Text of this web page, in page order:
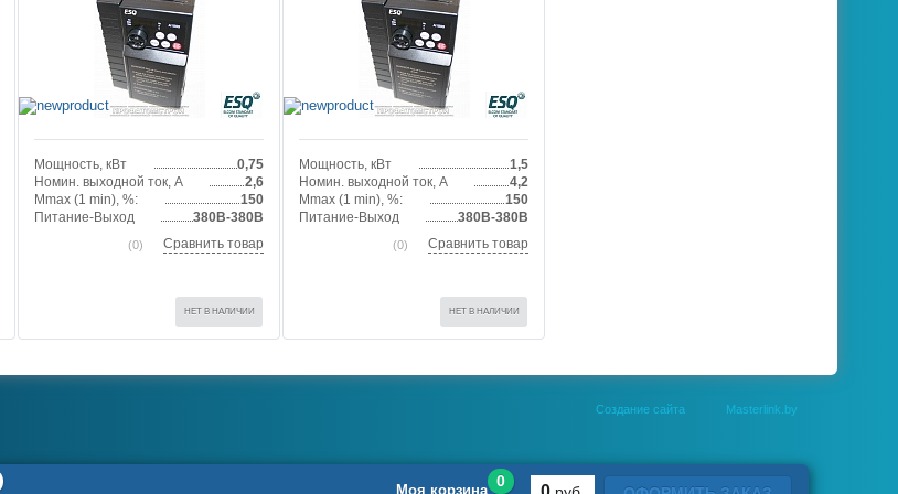
Мощность, кВт
0,75
Номин. выходной ток, А
2,6
Mmax (1 min), %:
150
Питание-Выход
380В-380В
(0) Сравнить товар
НЕТ В НАЛИЧИИ
Мощность, кВт
1,5
Номин. выходной ток, А
4,2
Mmax (1 min), %:
150
Питание-Выход
380В-380В
(0) Сравнить товар
НЕТ В НАЛИЧИИ
Создание сайта Masterlink.by
Моя корзина
0